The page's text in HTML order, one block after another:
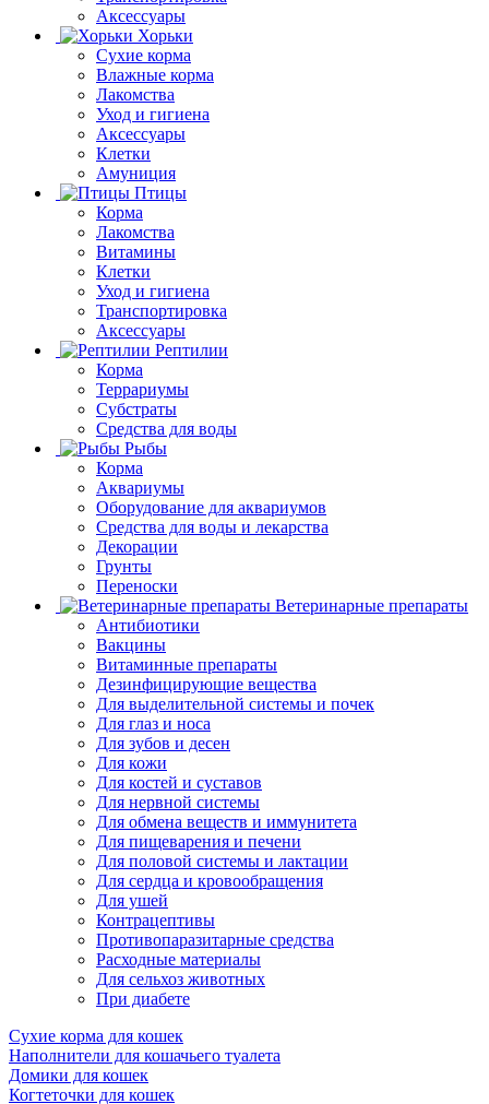
Аксессуары
Хорьки
Сухие корма
Влажные корма
Лакомства
Уход и гигиена
Аксессуары
Клетки
Амуниция
Птицы
Корма
Лакомства
Витамины
Клетки
Уход и гигиена
Транспортировка
Аксессуары
Рептилии
Корма
Террариумы
Субстраты
Средства для воды
Рыбы
Корма
Аквариумы
Оборудование для аквариумов
Средства для воды и лекарства
Декорации
Грунты
Переноски
Ветеринарные препараты
Антибиотики
Вакцины
Витаминные препараты
Дезинфицирующие вещества
Для выделительной системы и почек
Для глаз и носа
Для зубов и десен
Для кожи
Для костей и суставов
Для нервной системы
Для обмена веществ и иммунитета
Для пищеварения и печени
Для половой системы и лактации
Для сердца и кровообращения
Для ушей
Контрацептивы
Противопаразитарные средства
Расходные материалы
Для сельхоз животных
При диабете
Сухие корма для кошек
Наполнители для кошачьего туалета
Домики для кошек
Когтеточки для кошек